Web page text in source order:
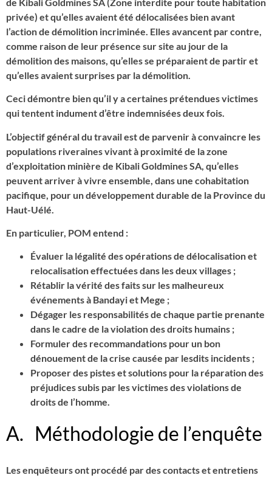
privée) et qu’elles avaient été délocalisées bien avant
l’action de démolition incriminée. Elles avancent par contre,
comme raison de leur présence sur site au jour de la
démolition des maisons, qu’elles se préparaient de partir et
qu’elles avaient surprises par la démolition.
Ceci démontre bien qu’il y a certaines prétendues victimes
qui tentent indument d’être indemnisées deux fois.
L’objectif général du travail est de parvenir à convaincre les
populations riveraines vivant à proximité de la zone
d’exploitation minière de Kibali Goldmines SA, qu’elles
peuvent arriver à vivre ensemble, dans une cohabitation
pacifique, pour un développement durable de la Province du
Haut-Uélé.
En particulier, POM entend :
Évaluer la légalité des opérations de délocalisation et
relocalisation effectuées dans les deux villages ;
Rétablir la vérité des faits sur les malheureux
événements à Bandayi et Mege ;
Dégager les responsabilités de chaque partie prenante
dans le cadre de la violation des droits humains ;
Formuler des recommandations pour un bon
dénouement de la crise causée par lesdits incidents ;
Proposer des pistes et solutions pour la réparation des
préjudices subis par les victimes des violations de
droits de l’homme.
A. Méthodologie de l’enquête
Les enquêteurs ont procédé par des contacts et entretiens